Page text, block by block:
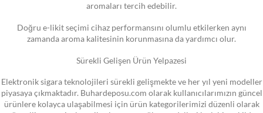
aromaları tercih edebilir.
Doğru e-likit seçimi cihaz performansını olumlu etkilerken aynı
zamanda aroma kalitesinin korunmasına da yardımcı olur.
Sürekli Gelişen Ürün Yelpazesi
Elektronik sigara teknolojileri sürekli gelişmekte ve her yıl yeni modeller
piyasaya çıkmaktadır. Buhardeposu.com olarak kullanıcılarımızın güncel
ürünlere kolayca ulaşabilmesi için ürün kategorilerimizi düzenli olarak